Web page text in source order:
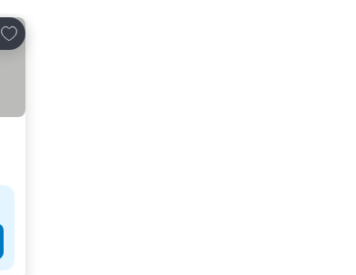
放到收藏夾